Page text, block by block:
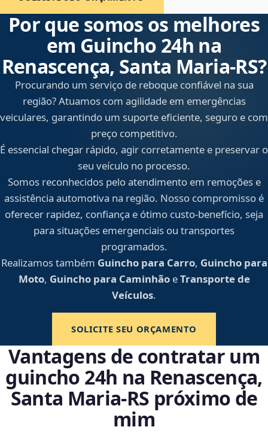
Por que somos os melhores
em Guincho 24h na
Renascença, Santa Maria‑RS?
Procurando um serviço de reboque confiável na sua
região? Atuamos com agilidade em emergências
veiculares, garantindo um suporte eficiente, seguro e com
preço competitivo.
É essencial chegar rápido, agir corretamente e preservar o
seu veículo no processo.
Somos reconhecidos pelo atendimento em remoções e
assistência automotiva na região. Nosso compromisso é
oferecer rapidez, confiança e ótimo custo-benefício, seja
para situações emergenciais ou transportes
programados.
Realizamos também Guincho para Carro, Guincho para
Moto, Guincho para CaminhãoeTransporte de
Veículos.
SOLICITE SEU ORÇAMENTO
Vantagens de contratar um
guincho 24h na Renascença,
Santa Maria‑RS próximo de
mim